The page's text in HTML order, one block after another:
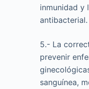
inmunidad y
antibacterial.
5.- La
prevenir
sanguínea,